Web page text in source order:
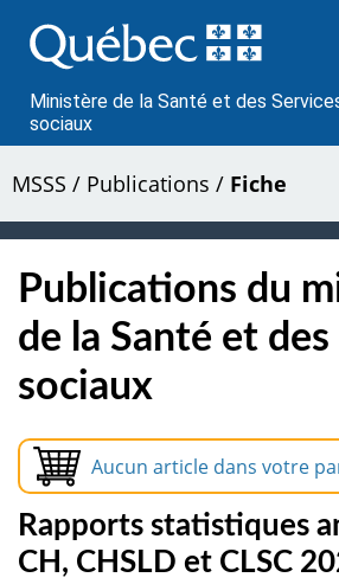
au
contenu
Ministère de la Santé et des
sociaux
MSSS / Publications / Fiche
Publications du
de la Santé et
sociaux
Aucun article dans votre
Rapports statistiques
CH, CHSLD et CLSC